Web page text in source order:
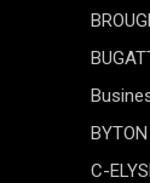
BYTON
C-